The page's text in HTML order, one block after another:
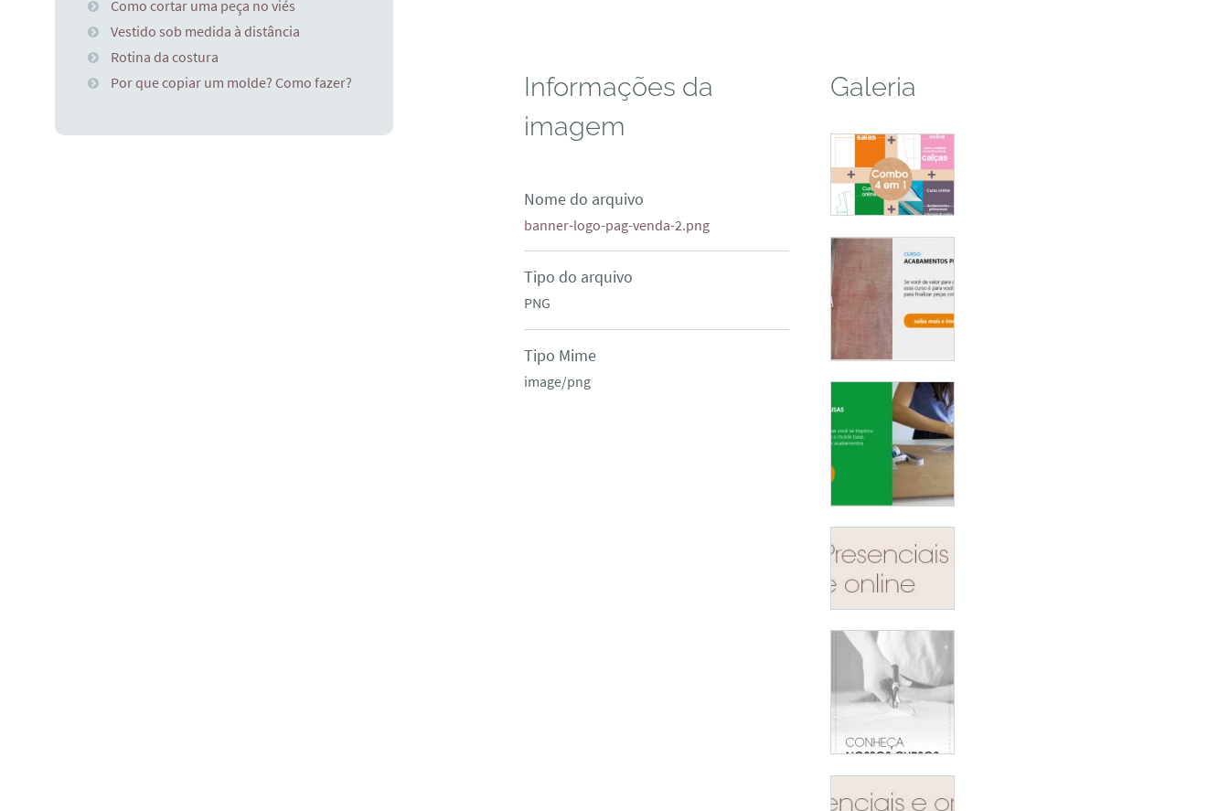
Informações da
imagem
Nome do arquivo
banner-logo-pag-venda-2.png
Tipo do arquivo
PNG
Tipo Mime
image/png
Galeria
Como cortar uma peça no viés
Vestido sob medida à distância
Rotina da costura
Por que copiar um molde? Como fazer?